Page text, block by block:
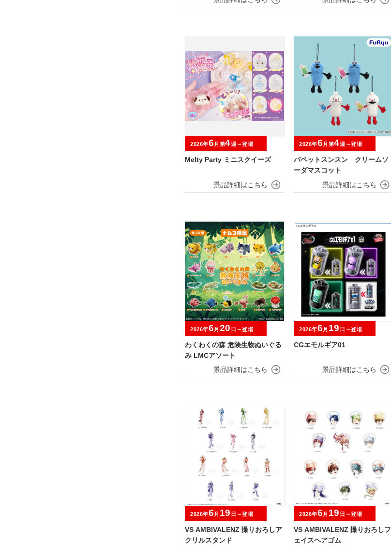
Melty Party ミニスクイーズ
2026年6 月第4週～登場
パペットスンスン クリームソ
ーダマスコット
2026年6 月第4週～登場
わくわくの森 危険生物ぬいぐる
み LMCアソート
2026年6 月 20 日～登場
CGエモルギア01
2026年6 月 19 日～登場
VS AMBIVALENZ 撮りおろしア
クリルスタンド
2026年6 月 19 日～登場
VS AMBIVALENZ 撮りおろしフ
ェイスヘアゴム
2026年6 月 19 日～登場